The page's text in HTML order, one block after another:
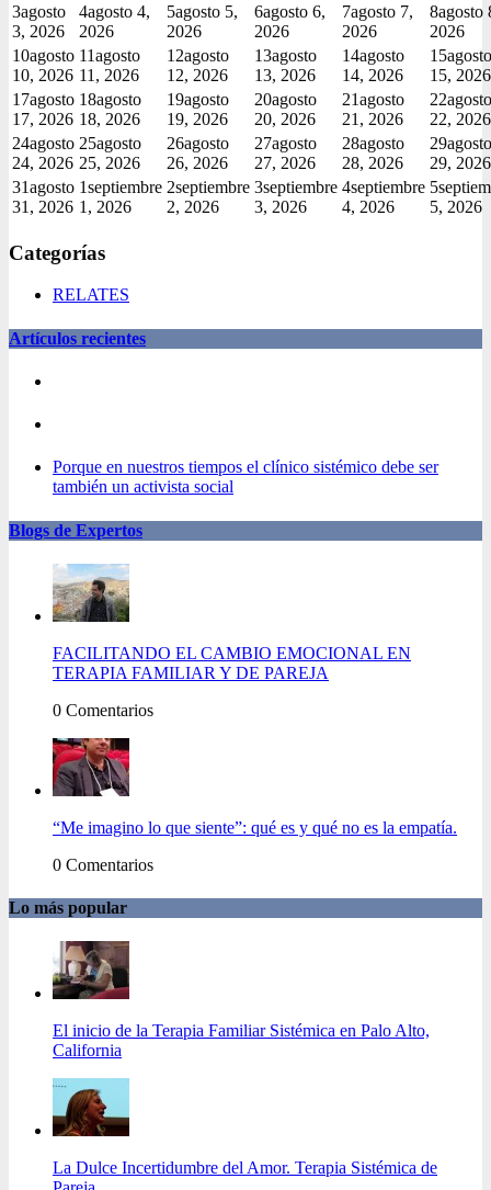
3agosto
3, 2026
4agosto 4,
2026
5agosto 5,
2026
6agosto 6,
2026
7agosto 7,
2026
8agosto
2026
10agosto
10, 2026
11agosto
11, 2026
12agosto
12, 2026
13agosto
13, 2026
14agosto
14, 2026
15agosto
15, 2026
17agosto
17, 2026
18agosto
18, 2026
19agosto
19, 2026
20agosto
20, 2026
21agosto
21, 2026
22agosto
22, 2026
24agosto
24, 2026
25agosto
25, 2026
26agosto
26, 2026
27agosto
27, 2026
28agosto
28, 2026
29agosto
29, 2026
31agosto
31, 2026
1septiembre
1, 2026
2septiembre
2, 2026
3septiembre
3, 2026
4septiembre
4, 2026
5
5, 2026
Categorías
RELATES
Artículos recientes
Porque en nuestros tiempos el clínico sistémico debe ser
también un activista social
Blogs de Expertos
FACILITANDO EL CAMBIO EMOCIONAL EN
TERAPIA FAMILIAR Y DE PAREJA
0 Comentarios
“Me imagino lo que siente”: qué es y qué no es la empatía.
0 Comentarios
Lo más popular
El inicio de la Terapia Familiar Sistémica en Palo Alto,
California
La Dulce Incertidumbre del Amor. Terapia Sistémica de